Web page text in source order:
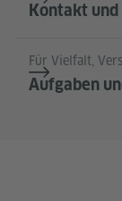
Kontakt
Für Vielfalt,
Aufgaben